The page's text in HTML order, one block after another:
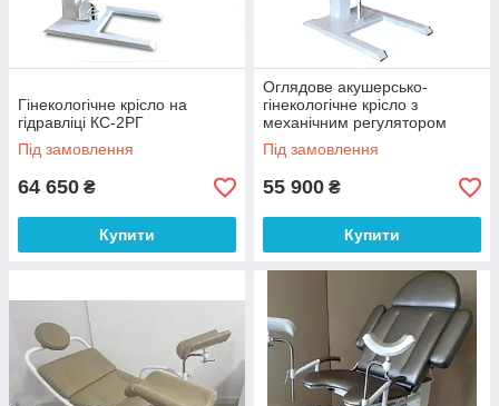
Гінекологічне крісло на
гідравліці КС-2РГ
Під замовлення
64 650 ₴
Купити
Оглядове акушерсько-
гінекологічне крісло з
механічним регулятором
висоти КС-2РМ
Під замовлення
55 900 ₴
Купити